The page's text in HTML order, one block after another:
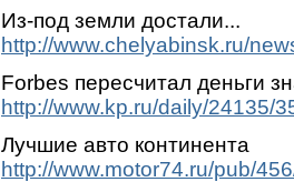
Из-под земли достали...
http://www.chelyabinsk.ru/
Forbes пересчитал деньги
http://www.kp.ru/daily/24135/
Лучшие авто континента
http://www.motor74.ru/pub/